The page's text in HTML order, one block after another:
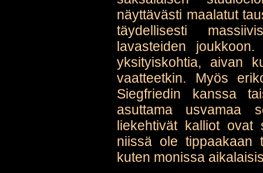
näyttävästi maalatut
täydellisesti
lavasteiden
yksityiskohtia, aivan
vaatteetkin. Myös
Siegfriedin kanssa
asuttama usvamaa
liekehtivät kalliot ovat
niissä ole tippaakaan
kuten monissa